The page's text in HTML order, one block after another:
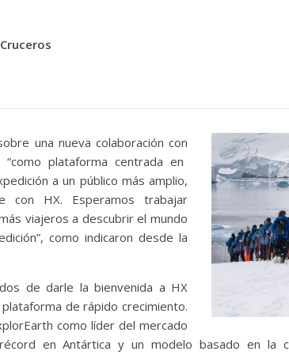
una nueva colaboración con
“como plataforma centrada en
a un público más amplio,
con HX. Esperamos trabajar
viajeros a descubrir el mundo
como indicaron desde la
de darle la bienvenida a HX
de rápido crecimiento.
como líder del mercado
en Antártica y un modelo basado en la